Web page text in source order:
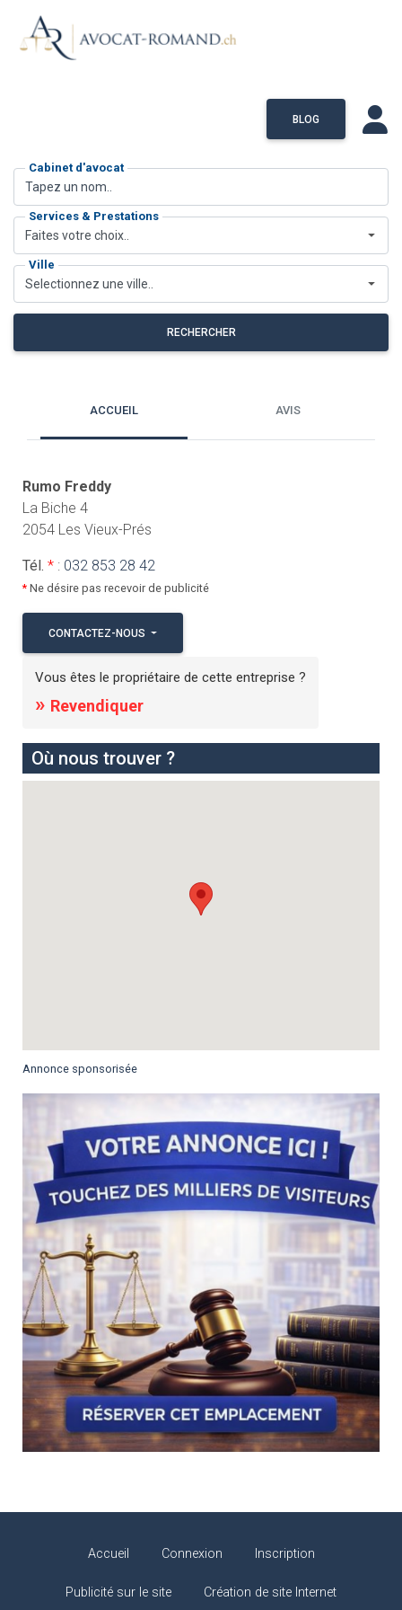
BLOG
Cabinet d'avocat
Services & Prestations
Faites votre choix..
Ville
Selectionnez une ville..
RECHERCHER
ACCUEIL AVIS
Rumo Freddy
La Biche 4
2054 Les Vieux-Prés
Tél. *: 032 853 28 42
*Ne désire pas recevoir de publicité
CONTACTEZ-NOUS
Vous êtes le propriétaire de cette entreprise ?
» Revendiquer
Où nous trouver ?
Annonce sponsorisée
Accueil Connexion Inscription
Publicité sur le site Création de site Internet